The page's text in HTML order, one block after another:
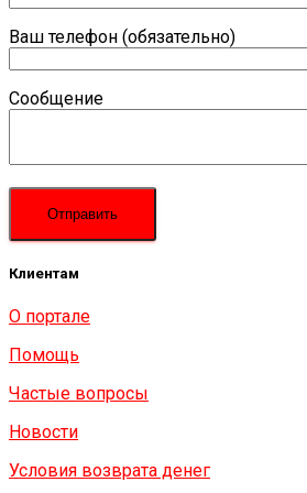
Ваш телефон (обязательно)
Сообщение
Клиентам
О портале
Помощь
Частые вопросы
Новости
Условия возврата денег